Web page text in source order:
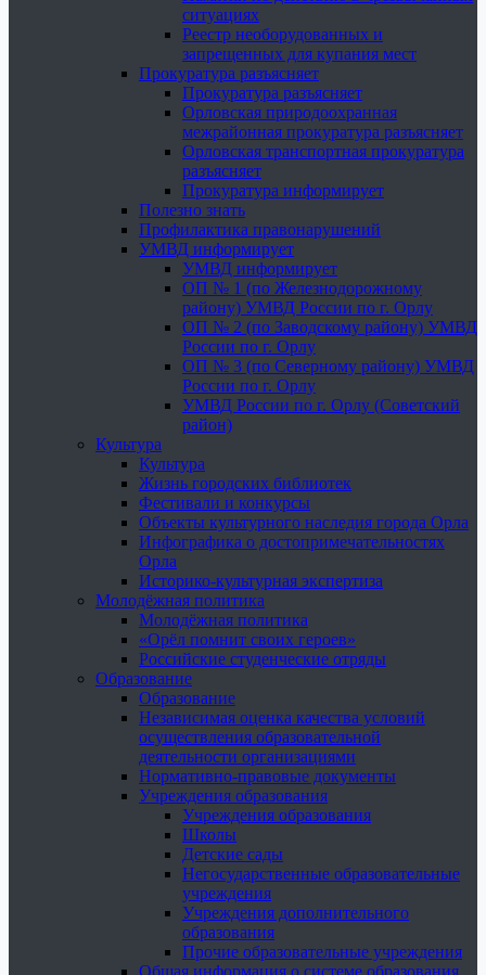
ситуациях
Реестр необорудованных и
запрещенных для купания мест
Прокуратура разъясняет
Прокуратура разъясняет
Орловская природоохранная
межрайонная прокуратура разъясняет
Орловская транспортная прокуратура
разъясняет
Прокуратура информирует
Полезно знать
Профилактика правонарушений
УМВД информирует
УМВД информирует
ОП № 1 (по Железнодорожному
району) УМВД России по г. Орлу
ОП № 2 (по Заводскому району) УМВД
России по г. Орлу
ОП № 3 (по Северному району) УМВД
России по г. Орлу
УМВД России по г. Орлу (Советский
район)
Культура
Культура
Жизнь городских библиотек
Фестивали и конкурсы
Объекты культурного наследия города Орла
Инфографика о достопримечательностях
Орла
Историко-культурная экспертиза
Молодёжная политика
Молодёжная политика
«Орёл помнит своих героев»
Российские студенческие отряды
Образование
Образование
Независимая оценка качества условий
осуществления образовательной
деятельности организациями
Нормативно-правовые документы
Учреждения образования
Учреждения образования
Школы
Детские сады
Негосударственные образовательные
учреждения
Учреждения дополнительного
образования
Прочие образовательные учреждения
Общая информация о системе образования